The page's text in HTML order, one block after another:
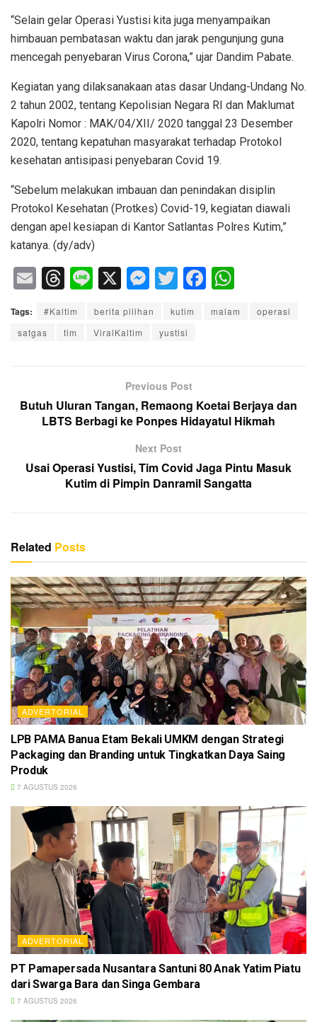
“Selain gelar Operasi Yustisi kita juga menyampaikan
himbauan pembatasan waktu dan jarak pengunjung guna
mencegah penyebaran Virus Corona,” ujar Dandim Pabate.
Kegiatan yang dilaksanakaan atas dasar Undang-Undang No.
2 tahun 2002, tentang Kepolisian Negara RI dan Maklumat
Kapolri Nomor : MAK/04/XII/ 2020 tanggal 23 Desember
2020, tentang kepatuhan masyarakat terhadap Protokol
kesehatan antisipasi penyebaran Covid 19.
“Sebelum melakukan imbauan dan penindakan disiplin
Protokol Kesehatan (Protkes) Covid-19, kegiatan diawali
dengan apel kesiapan di Kantor Satlantas Polres Kutim,”
katanya. (dy/adv)
E
m
ail
T
hr
e
a
Li
n
e
X M
e
ss
e
g
er
T
wi
tt
er
F
a
c
o
k
at
p
Tags: #Kaltim berita pilihan kutim malam
operasi
satgas
tim ViralKaltim yustisi
Previous Post
Butuh Uluran Tangan, Remaong Koetai Berjaya dan
LBTS Berbagi ke Ponpes Hidayatul Hikmah
Next Post
Usai Operasi Yustisi, Tim Covid Jaga Pintu Masuk
Kutim di Pimpin Danramil Sangatta
Related Posts
ADVERTORIAL
LPB PAMA Banua Etam Bekali UMKM dengan Strategi
Packaging dan Branding untuk Tingkatkan Daya Saing
Produk
7 AGUSTUS 2026
ADVERTORIAL
PT Pamapersada Nusantara Santuni 80 Anak Yatim Piatu
dari Swarga Bara dan Singa Gembara
7 AGUSTUS 2026